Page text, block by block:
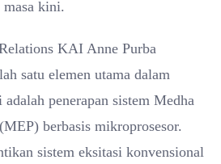
masa kini.
KAI Anne Purba
satu elemen utama dalam
penerapan sistem Medha
berbasis mikroprosesor.
sistem eksitasi konvensional